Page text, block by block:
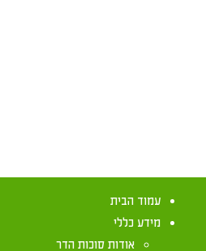
עמוד הבית
מידע כללי
אודות סוכות הדר